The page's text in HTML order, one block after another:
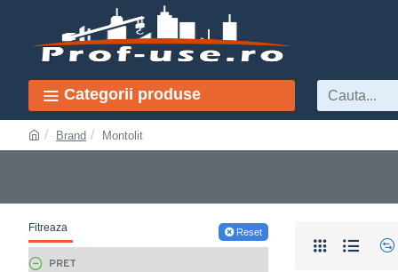
Categorii produse
Brand Montolit
Fitreaza Reset
PRET